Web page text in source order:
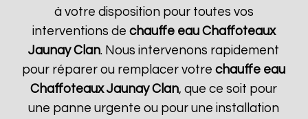
à votre disposition pour toutes vos
interventions de chauffe eau Chaffoteaux
Jaunay Clan. Nous intervenons rapidement
pour réparer ou remplacer votrechauffe eau
Chaffoteaux Jaunay Clan, que ce soit pour
une panne urgente ou pour une installation